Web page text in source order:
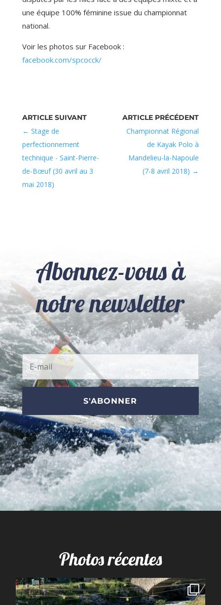
une équipe 100% féminine issue du championnat
national.
Voir les photos sur Facebook :
facebook.com/spcocck/
Championnat Régional
de Kayak Polo à
Mandelieu-la-Napoule
(7-8 avril 2018)
Stage de
perfectionnement
technique - Saint-Pierre-
de-Bœuf (30 avril au 3
mai 2018)
Abonnez-vous à
notre newsletter
S'ABONNER
Photos récentes
spcoccanoekayakduloup